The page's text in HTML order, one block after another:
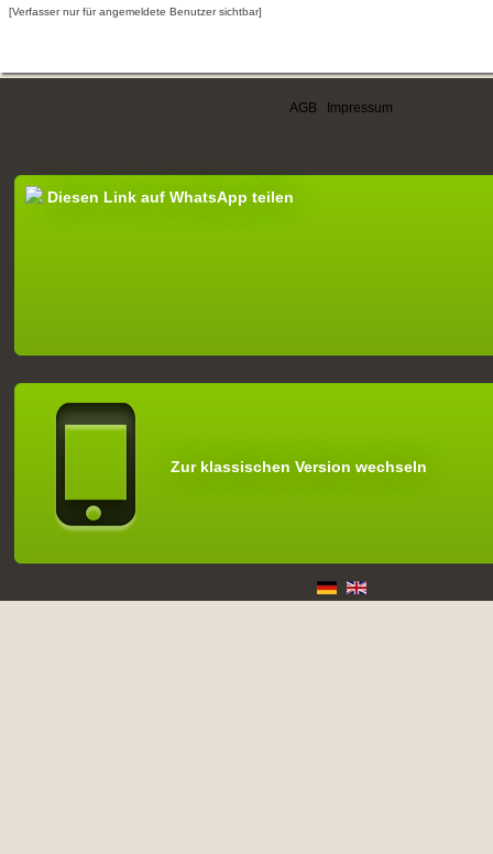
[Verfasser nur für angemeldete Benutzer sichtbar]
AGB Impressum
Diesen Link auf WhatsApp teilen
Zur klassischen Version wechseln